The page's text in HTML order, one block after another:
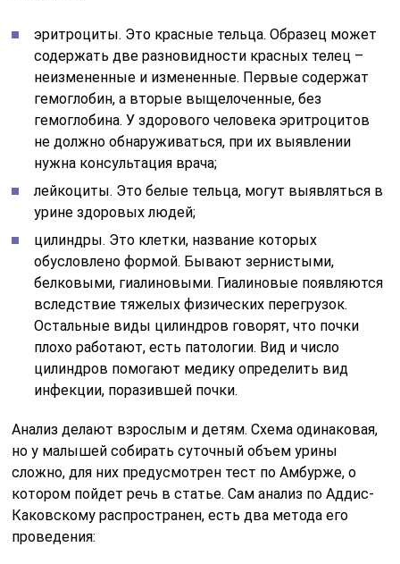
эритроциты. Это красные тельца. Образец может
содержать две разновидности красных телец –
неизмененные и измененные. Первые содержат
гемоглобин, а вторые выщелоченные, без
гемоглобина. У здорового человека эритроцитов
не должно обнаруживаться, при их выявлении
нужна консультация врача;
лейкоциты. Это белые тельца, могут выявляться в
урине здоровых людей;
цилиндры. Это клетки, название которых
обусловлено формой. Бывают зернистыми,
белковыми, гиалиновыми. Гиалиновые появляются
вследствие тяжелых физических перегрузок.
Остальные виды цилиндров говорят, что почки
плохо работают, есть патологии. Вид и число
цилиндров помогают медику определить вид
инфекции, поразившей почки.
Анализ делают взрослым и детям. Схема одинаковая,
но у малышей собирать суточный объем урины
сложно, для них предусмотрен тест по Амбурже, о
котором пойдет речь в статье. Сам анализ по Аддис-
Каковскому распространен, есть два метода его
проведения: